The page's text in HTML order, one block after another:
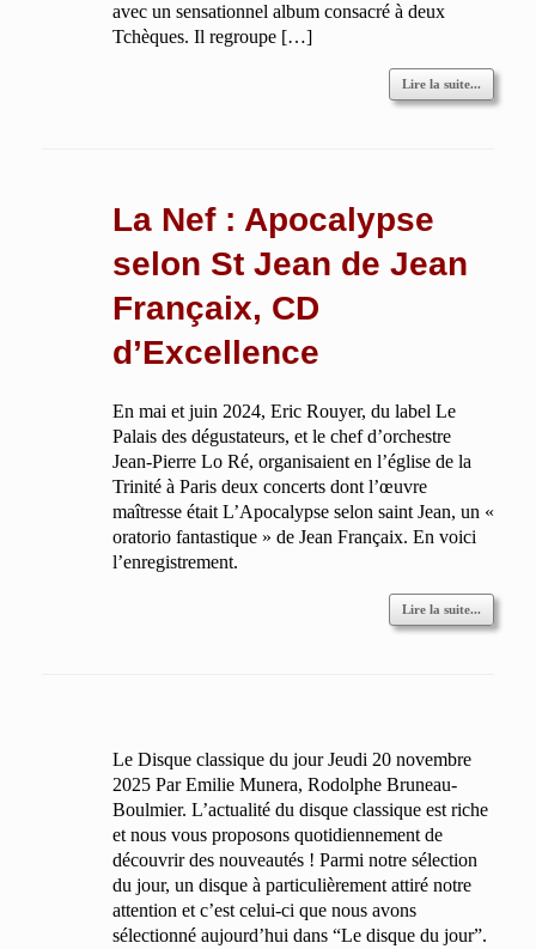
avec un sensationnel album consacré à deux
Tchèques. Il regroupe […]
Lire la suite...
La Nef : Apocalypse
selon St Jean de Jean
Françaix, CD
d’Excellence
En mai et juin 2024, Eric Rouyer, du label Le
Palais des dégustateurs, et le chef d’orchestre
Jean-Pierre Lo Ré, organisaient en l’église de la
Trinité à Paris deux concerts dont l’œuvre
maîtresse était L’Apocalypse selon saint Jean, un «
oratorio fantastique » de Jean Françaix. En voici
l’enregistrement.
Lire la suite...
Le Disque classique du jour Jeudi 20 novembre
2025 Par Emilie Munera, Rodolphe Bruneau-
Boulmier. L’actualité du disque classique est riche
et nous vous proposons quotidiennement de
découvrir des nouveautés ! Parmi notre sélection
du jour, un disque à particulièrement attiré notre
attention et c’est celui-ci que nous avons
sélectionné aujourd’hui dans “Le disque du jour”.